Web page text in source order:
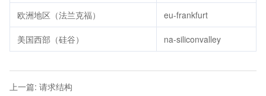
欧洲地区（法兰克福） eu-frankfurt
美国西部（硅谷） na-siliconvalley
上一篇: 请求结构